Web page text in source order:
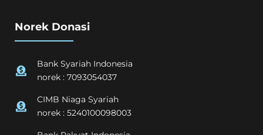
Norek Donasi
Bank Syariah Indonesia
norek : 7093054037
CIMB Niaga Syariah
norek : 5240100098003